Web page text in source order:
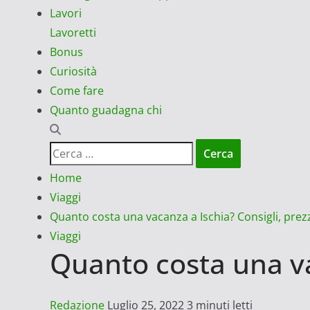
Lavori
Lavoretti
Bonus
Curiosità
Come fare
Quanto guadagna chi
Ricerca
per:
Home
Viaggi
Quanto costa una vacanza a Ischia? Consigli,
Viaggi
Quanto costa una
Redazione Luglio 25, 20223 minuti letti